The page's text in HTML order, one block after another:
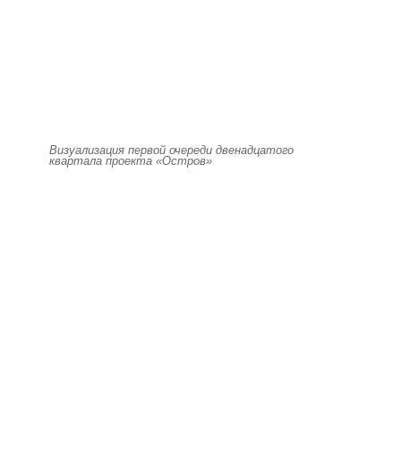
Визуализация первой очереди двенадцатого
квартала проекта «Остров»